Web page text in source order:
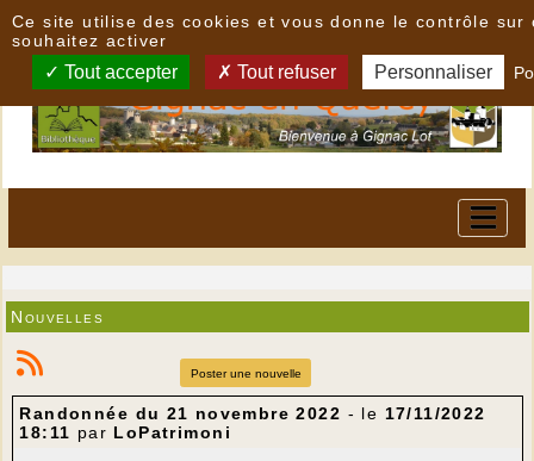
Nouvelles
Poster une nouvelle
Randonnée du 21 novembre 2022 - le 17/11/2022
18:11 par LoPatrimoni
Ce site utilise des cookies et vous donne le contrôle sur
souhaitez activer
Tout accepter Tout refuser Personnaliser